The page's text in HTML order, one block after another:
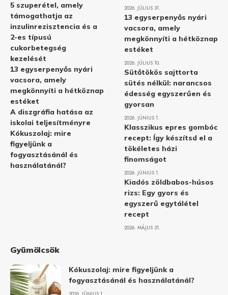
5 szuperétel, amely
támogathatja az
inzulinrezisztencia és a
2-es típusú
cukorbetegség
kezelését
13 egyserpenyős nyári
vacsora, amely
megkönnyíti a hétköznap
estéket
A diszgráfia hatása az
iskolai teljesítményre
Kókuszolaj: mire
figyeljünk a
fogyasztásánál és
használatánál?
2026. JÚLIUS 31.
13 egyserpenyős nyári
vacsora, amely
megkönnyíti a hétköznap
estéket
2026. JÚLIUS 10.
Sütőtökös sajttorta
sütés nélkül: narancsos
édesség egyszerűen és
gyorsan
2026. JÚNIUS 1.
Klasszikus epres gombóc
recept: Így készítsd el a
tökéletes házi
finomságot
2026. JÚNIUS 1.
Kiadós zöldbabos-húsos
rizs: Egy gyors és
egyszerű egytálétel
recept
2026. MÁJUS 31.
Gyümölcsök
Kókuszolaj: mire figyeljünk a
fogyasztásánál és használatánál?